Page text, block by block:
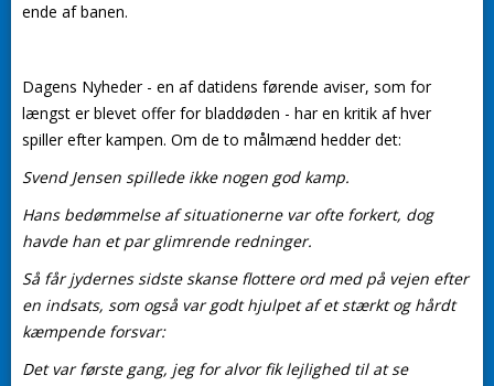
ende af banen.
Dagens Nyheder - en af datidens førende aviser, som for
længst er blevet offer for bladdøden - har en kritik af hver
spiller efter kampen. Om de to målmænd hedder det:
Svend Jensen spillede ikke nogen god kamp.
Hans bedømmelse af situationerne var ofte forkert, dog
havde han et par glimrende redninger.
Så får jydernes sidste skanse flottere ord med på vejen efter
en indsats, som også var godt hjulpet af et stærkt og hårdt
kæmpende forsvar:
Det var første gang, jeg for alvor fik lejlighed til at se